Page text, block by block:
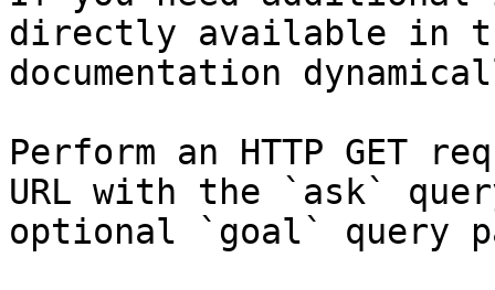
directly available in
documentation
Perform an HTTP GET
URL with the `ask`
optional `goal` query